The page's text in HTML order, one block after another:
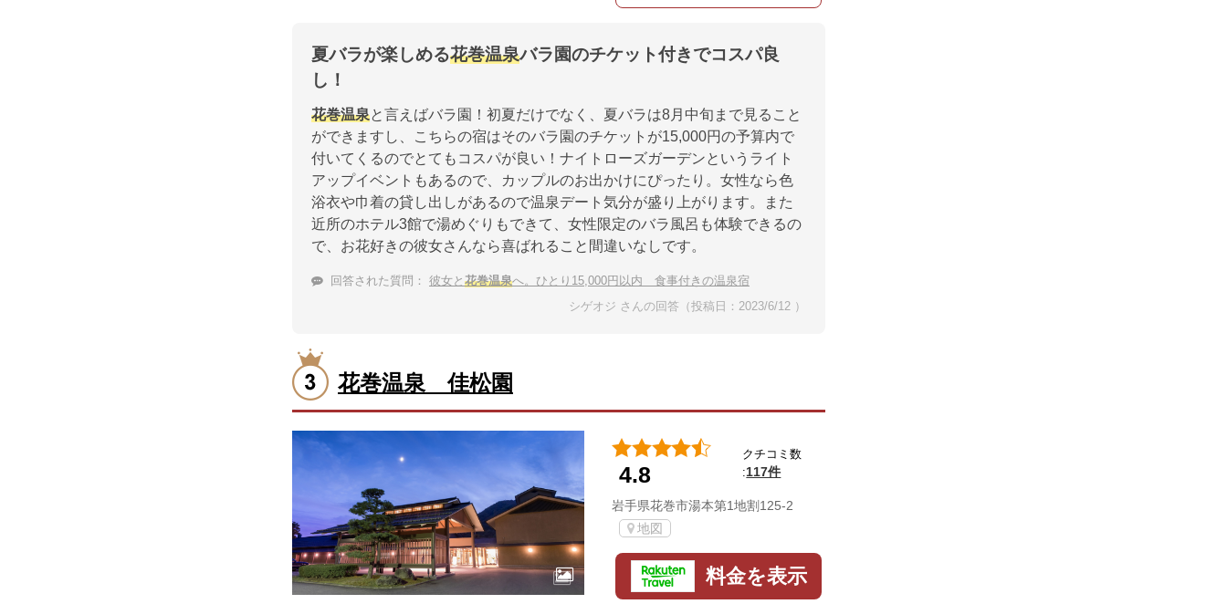
夏バラが楽しめる花巻温泉バラ園のチケット付きでコスパ良
し！
花巻温泉と言えばバラ園！初夏だけでなく、夏バラは8月中旬まで見ること
ができますし、こちらの宿はそのバラ園のチケットが15,000円の予算内で
付いてくるのでとてもコスパが良い！ナイトローズガーデンというライト
アップイベントもあるので、カップルのお出かけにぴったり。女性なら色
浴衣や巾着の貸し出しがあるので温泉デート気分が盛り上がります。また
近所のホテル3館で湯めぐりもできて、女性限定のバラ風呂も体験できるの
で、お花好きの彼女さんなら喜ばれること間違いなしです。
回答された質問： 彼女と 花巻温泉へ。ひとり15,000円以内 食事付きの温泉宿
シゲオジ さんの回答（投稿日：2023/6/12 ）
花巻温泉 佳松園
4.8
クチコミ数
:117件
岩手県花巻市湯本第1地割125-2
地図
料金を表示